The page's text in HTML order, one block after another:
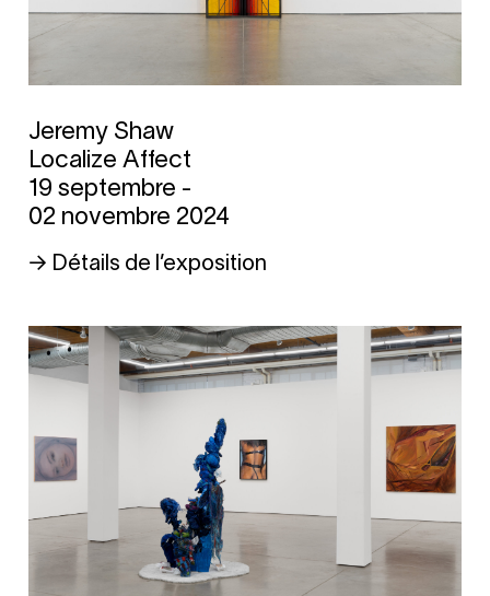
Jeremy Shaw
Localize Affect
19 septembre -
02 novembre 2024
→ Détails de l’exposition